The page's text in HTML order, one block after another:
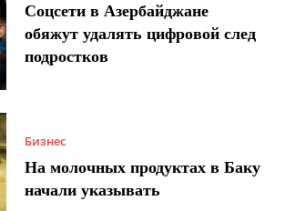
Соцсети в Азербайджане
обяжут удалять цифровой след
подростков
Бизнес
На молочных продуктах в Баку
начали указывать